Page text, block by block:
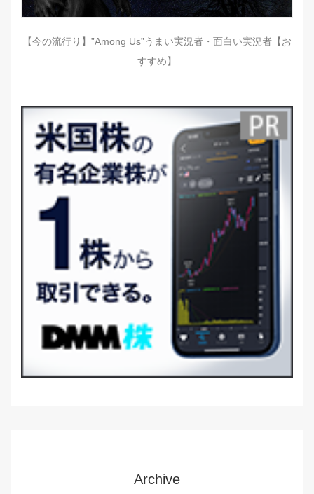
【今の流行り】”Among Us”うまい実況者・面白い実況者【お
すすめ】
Archive